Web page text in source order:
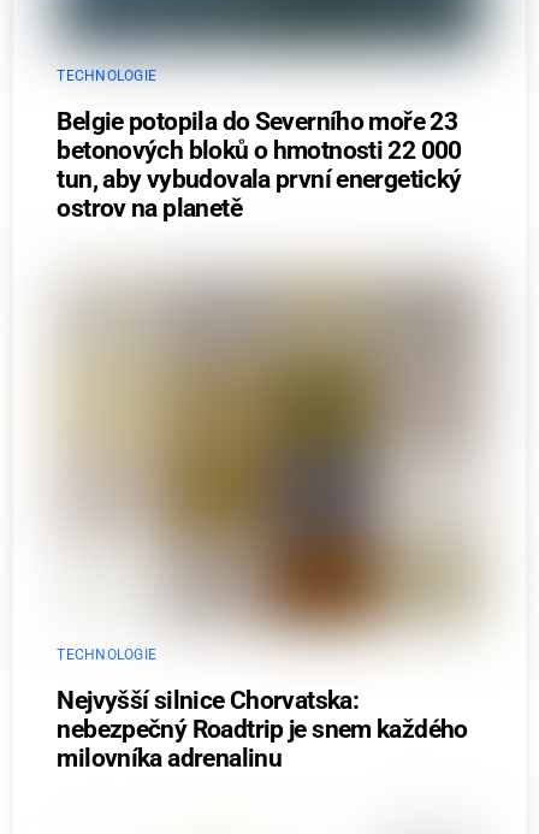
TECHNOLOGIE
Belgie potopila do Severního moře 23
betonových bloků o hmotnosti 22 000
tun, aby vybudovala první energetický
ostrov na planetě
TECHNOLOGIE
Nejvyšší silnice Chorvatska:
nebezpečný Roadtrip je snem každého
milovníka adrenalinu